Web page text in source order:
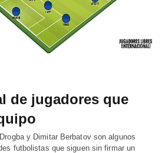
de jugadores que
y Dimitar Berbatov son algunos
futbolistas que siguen sin firmar un